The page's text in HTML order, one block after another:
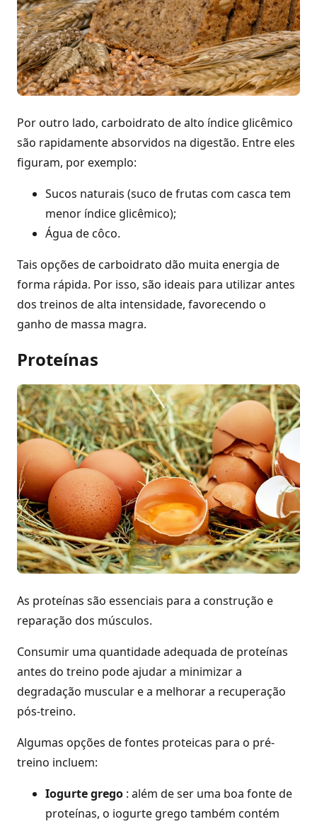
Por outro lado, carboidrato de alto índice glicêmico
são rapidamente absorvidos na digestão. Entre eles
figuram, por exemplo:
Sucos naturais (suco de frutas com casca tem
menor índice glicêmico);
Água de côco.
Tais opções de carboidrato dão muita energia de
forma rápida. Por isso, são ideais para utilizar antes
dos treinos de alta intensidade, favorecendo o
ganho de massa magra.
Proteínas
As proteínas são essenciais para a construção e
reparação dos músculos.
Consumir uma quantidade adequada de proteínas
antes do treino pode ajudar a minimizar a
degradação muscular e a melhorar a recuperação
pós-treino.
Algumas opções de fontes proteicas para o pré-
treino incluem:
Iogurte grego : além de ser uma boa fonte de
proteínas, o iogurte grego também contém